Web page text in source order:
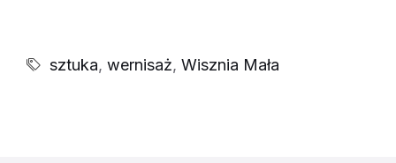
sztuka, wernisaż, Wisznia Mała